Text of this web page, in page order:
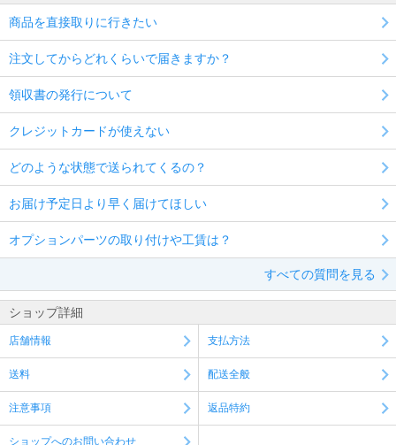
商品を直接取りに行きたい
注文してからどれくらいで届きますか？
領収書の発行について
クレジットカードが使えない
どのような状態で送られてくるの？
お届け予定日より早く届けてほしい
オプションパーツの取り付けや工賃は？
すべての質問を見る
ショップ詳細
店舗情報 支払方法
送料 配送全般
注意事項 返品特約
ショップへのお問い合わせ